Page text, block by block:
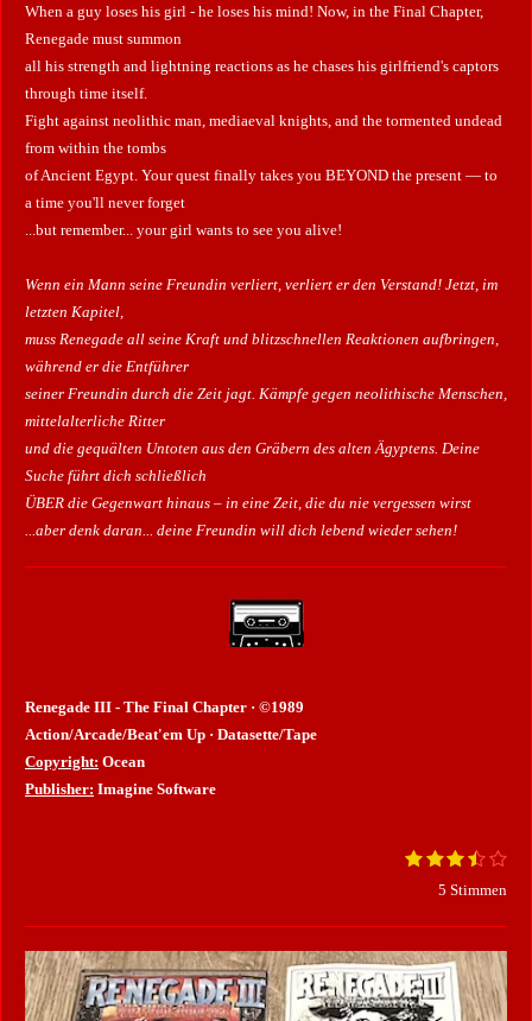
When a guy loses his girl - he loses his mind! Now, in the Final Chapter,
Renegade must summon
all his strength and lightning reactions as he chases his girlfriend's captors
through time itself.
Fight against neolithic man, mediaeval knights, and the tormented undead
from within the tombs
of Ancient Egypt. Your quest finally takes you BEYOND the present — to
a time you'll never forget
...but remember... your girl wants to see you alive!
Wenn ein Mann seine Freundin verliert, verliert er den Verstand! Jetzt, im
letzten Kapitel,
muss Renegade all seine Kraft und blitzschnellen Reaktionen aufbringen,
während er die Entführer
seiner Freundin durch die Zeit jagt. Kämpfe gegen neolithische Menschen,
mittelalterliche Ritter
und die gequälten Untoten aus den Gräbern des alten Ägyptens. Deine
Suche führt dich schließlich
ÜBER die Gegenwart hinaus – in eine Zeit, die du nie vergessen wirst
...aber denk daran... deine Freundin will dich lebend wieder sehen!
Renegade III - The Final Chapter · ©1989
Action/Arcade/Beat'em Up · Datasette/Tape
Copyright: Ocean
Publisher: Imagine Software
r
t
1
r
n
2
r
n
e
3
t
r
n
e
4
t
r
n
e
5
t
r
n
e
B
w
r
t
n
5 Stimmen